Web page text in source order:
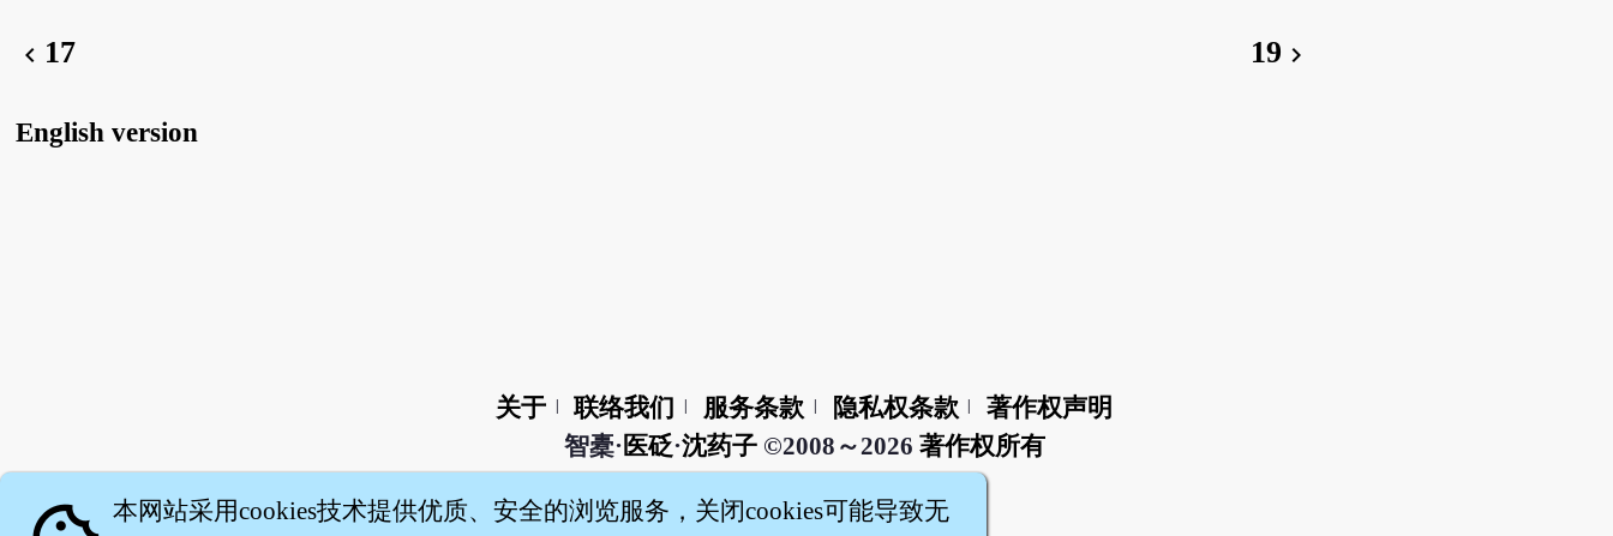
chevron_left 17 19 chevron_right
English version
关于 联络我们 服务条款 隐私权条款
著作权声明
智橐· 医砭·沈药子©2008～2026 著作权所有
本网站采用cookies技术提供优质、安全的浏览服务，关闭cookies可能导致无